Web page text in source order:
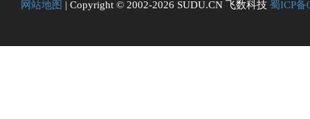
网站地图 | Copyright © 2002-2026 SUDU.CN 飞数科技 蜀ICP备